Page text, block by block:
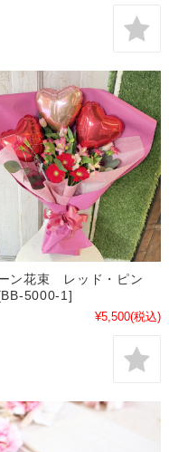
ン花束 レッド・ピン
5000-1]
¥5,500(税込)